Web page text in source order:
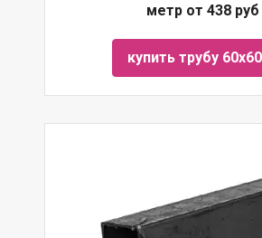
метр от 438 руб
купить трубу